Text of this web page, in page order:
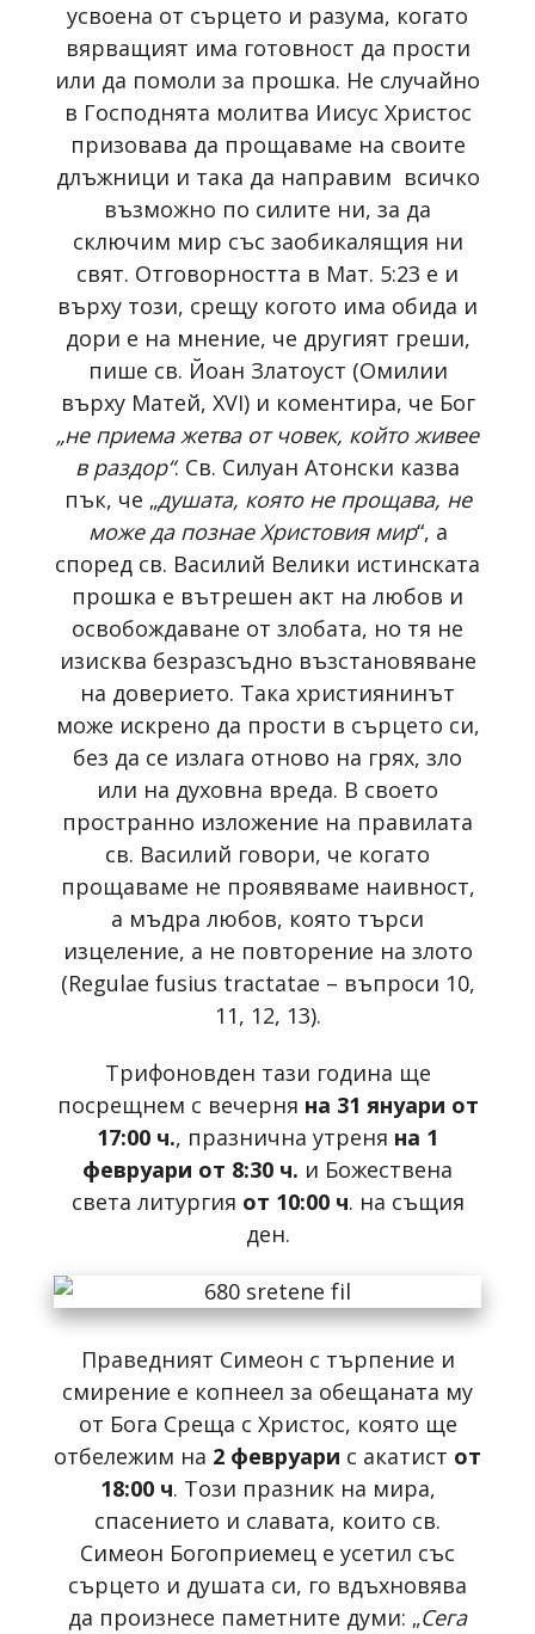
усвоена от сърцето и разума, когато
вярващият има готовност да прости
или да помоли за прошка. Не случайно
в Господнята молитва Иисус Христос
призовава да прощаваме нa своите
длъжници и така да направим всичко
възможно по силите ни, за да
сключим мир със заобикалящия ни
свят. Отговорността в Мат. 5:23 е и
върху този, срещу когото има обида и
дори е на мнение, че другият греши,
пише св. Йоан Златоуст (Омилии
върху Матей, XVI) и коментира, че Бог
„не приема жетва от човек, който живее
в раздор“. Св. Силуан Атонски казва
пък, че „душата, която не прощава, не
може да познае Христовия мир“, а
според св. Василий Велики истинската
прошка е вътрешен акт на любов и
освобождаване от злобата, но тя не
изисква безразсъдно възстановяване
на доверието. Така християнинът
може искрено да прости в сърцето си,
без да се излага отново на грях, зло
или на духовна вреда. В своето
пространно изложение на правилата
св. Василий говори, че когато
прощаваме не проявяваме наивност,
а мъдра любов, която търси
изцеление, а не повторение на злото
(Regulae fusius tractatae – въпроси 10,
11, 12, 13).
Трифоновден тази година ще
посрещнем с вечерня на 31 януари от
17:00 ч., празнична утреня на 1
февруари от 8:30 ч. и Божествена
света литургия от 10:00 ч. на същия
ден.
Праведният Симеон с търпение и
смирение е копнеел за обещаната му
от Бога Среща с Христос, която ще
отбележим на 2 февруари с акатист от
18:00 ч. Този празник на мира,
спасението и славата, които св.
Симеон Богоприемец е усетил със
сърцето и душата си, го вдъхновява
да произнесе паметните думи: „Сега